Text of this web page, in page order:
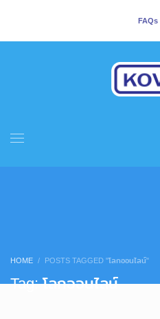
FAQs
HOME POSTS TAGGED "โลกออนไลน์"
Tag: โลกออนไลน์